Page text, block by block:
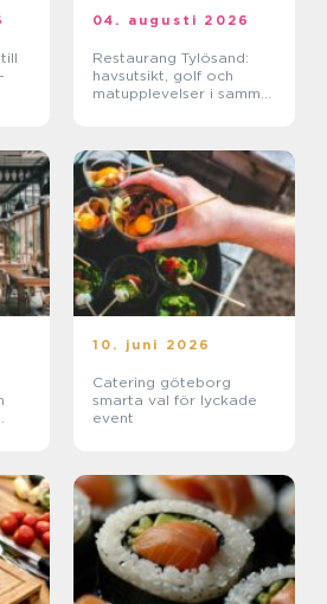
04. augusti 2026
Restaurang Tylösand:
havsutsikt, golf och
matupplevelser i samma
10. juni 2026
Catering göteborg
smarta val för lyckade
event